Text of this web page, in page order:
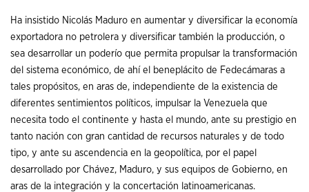
Ha insistido Nicolás Maduro en aumentar y diversificar la economía
exportadora no petrolera y diversificar también la producción, o
sea desarrollar un poderío que permita propulsar la transformación
del sistema económico, de ahí el beneplácito de Fedecámaras a
tales propósitos, en aras de, independiente de la existencia de
diferentes sentimientos políticos, impulsar la Venezuela que
necesita todo el continente y hasta el mundo, ante su prestigio en
tanto nación con gran cantidad de recursos naturales y de todo
tipo, y ante su ascendencia en la geopolítica, por el papel
desarrollado por Chávez, Maduro, y sus equipos de Gobierno, en
aras de la integración y la concertación latinoamericanas.